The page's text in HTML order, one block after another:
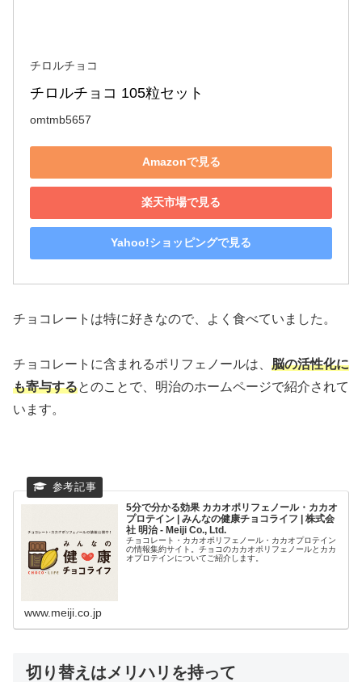
チロルチョコ
チロルチョコ 105粒セット
omtmb5657
Amazonで見る
楽天市場で見る
Yahoo!ショッピングで見る
チョコレートは特に好きなので、よく食べていました。
チョコレートに含まれるポリフェノールは、 脳の活性化に
も寄与するとのことで、明治のホームページで紹介されて
います。
5分で分かる効果 カカオポリフェノール・カカオ
プロテイン | みんなの健康チョコライフ | 株式会
社 明治 - Meiji Co., Ltd.
チョコレート・カカオポリフェノール・カカオプロテイン
の情報集約サイト。チョコのカカオポリフェノールとカカ
オプロテインについてご紹介します。
www.meiji.co.jp
切り替えはメリハリを持って